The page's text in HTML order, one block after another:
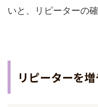
いと、リピーターの
リピーターを